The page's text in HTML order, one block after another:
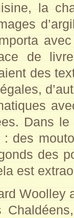
la
de
des
Dans
des
des
est
Woolley